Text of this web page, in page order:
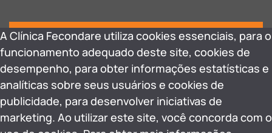
A Clínica Fecondare utiliza cookies essenciais, para o
funcionamento adequado deste site, cookies de
desempenho, para obter informações estatísticas e
analíticas sobre seus usuários e cookies de
publicidade, para desenvolver iniciativas de
marketing. Ao utilizar este site, você concorda com o